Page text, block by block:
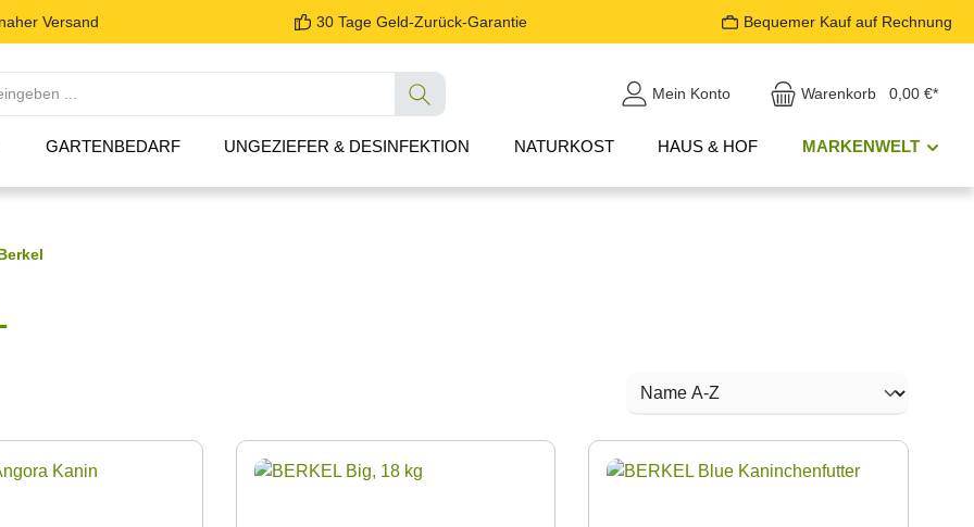
Versand 30 Tage Geld-Zurück-Garantie Bequemer Kauf auf Rechnung
Mein Konto Warenkorb 0,00 €*
GARTENBEDARF UNGEZIEFER & DESINFEKTION NATURKOST HAUS & HOF MARKENWELT